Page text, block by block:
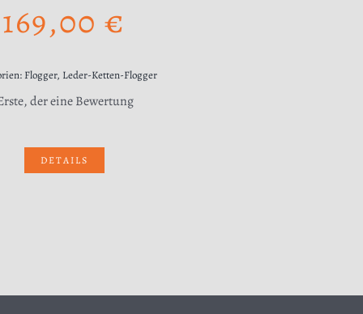
169,00€
Flogger, Leder-Ketten-Flogger
der eine Bewertung
DETAILS